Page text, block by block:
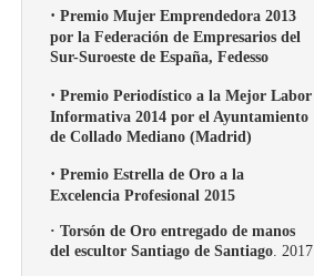
· Premio Mujer Emprendedora 2013
por la Federación de Empresarios del
Sur-Suroeste de España, Fedesso
· Premio Periodístico a la Mejor Labor
Informativa 2014 por el Ayuntamiento
de Collado Mediano (Madrid)
· Premio Estrella de Oro a la
Excelencia Profesional 2015
· Torsón de Oro entregado de manos
del escultor Santiago de Santiago . 2017